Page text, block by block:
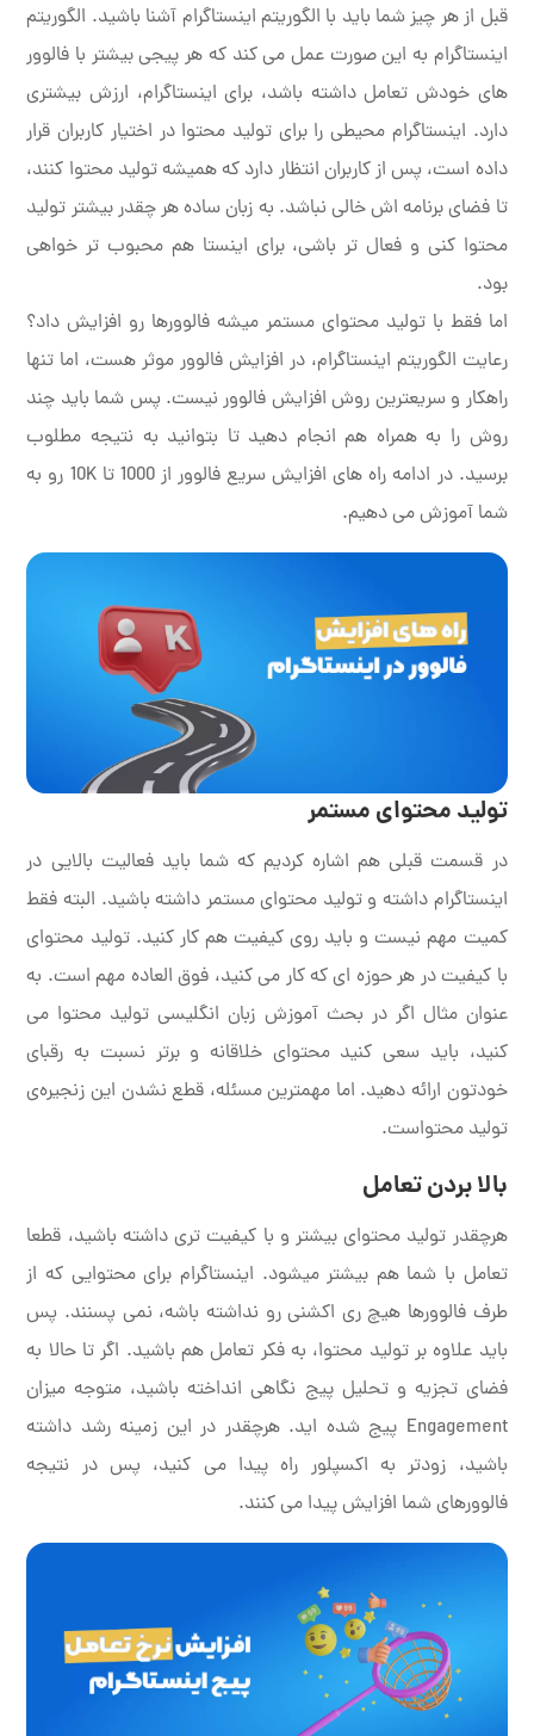
قبل از هر چیز شما باید با الگوریتم اینستاگرام آشنا باشید. الگوریتم
اینستاگرام به این صورت عمل می کند که هر پیجی بیشتر با فالوور
های خودش تعامل داشته باشد، برای اینستاگرام، ارزش بیشتری
دارد. اینستاگرام محیطی را برای تولید محتوا در اختیار کاربران قرار
داده است، پس از کاربران انتظار دارد که همیشه تولید محتوا کنند،
تا فضای برنامه اش خالی نباشد. به زبان ساده هر چقدر بیشتر تولید
محتوا کنی و فعال تر باشی، برای اینستا هم محبوب تر خواهی
بود.
اما فقط با تولید محتوای مستمر میشه فالوورها رو افزایش داد؟
رعایت الگوریتم اینستاگرام، در افزایش فالوور موثر هست، اما تنها
راهکار و سریعترین روش افزایش فالوور نیست. پس شما باید چند
روش را به همراه هم انجام دهید تا بتوانید به نتیجه مطلوب
برسید. در ادامه راه های افزایش سریع فالوور از 1000 تا 10K رو به
شما آموزش می دهیم.
تولید محتوای مستمر
در قسمت قبلی هم اشاره کردیم که شما باید فعالیت بالایی در
اینستاگرام داشته و تولید محتوای مستمر داشته باشید. البته فقط
کمیت مهم نیست و باید روی کیفیت هم کار کنید. تولید محتوای
با کیفیت در هر حوزه ای که کار می کنید، فوق العاده مهم است. به
عنوان مثال اگر در بحث آموزش زبان انگلیسی تولید محتوا می
کنید، باید سعی کنید محتوای خلاقانه و برتر نسبت به رقبای
خودتون ارائه دهید. اما مهمترین مسئله، قطع نشدن این زنجیره‌ی
تولید محتواست.
بالا بردن تعامل
هرچقدر تولید محتوای بیشتر و با کیفیت تری داشته باشید، قطعا
تعامل با شما هم بیشتر میشود. اینستاگرام برای محتوایی که از
طرف فالوورها هیچ ری اکشنی رو نداشته باشه، نمی پسنند. پس
باید علاوه بر تولید محتوا، به فکر تعامل هم باشید. اگر تا حالا به
فضای تجزیه و تحلیل پیج نگاهی انداخته باشید، متوجه میزان
Engagement پیج شده اید. هرچقدر در این زمینه رشد داشته
باشید، زودتر به اکسپلور راه پیدا می کنید، پس در نتیجه
فالوورهای شما افزایش پیدا می کنند.